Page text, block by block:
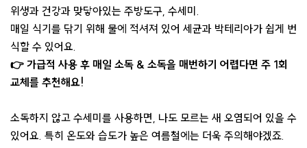
위생과 건강과 맞닿아있는 주방도구, 수세미.
매일 식기를 닦기 위해 물에 적셔져 있어 세균과 박테리아가 쉽게 번
식할 수 있어요.
👉 가급적 사용 후 매일 소독 & 소독을 매번하기 어렵다면 주 1회
교체를 추천해요!
소독하지 않고 수세미를 사용하면, 나도 모르는 새 오염되어 있을 수
있어요. 특히 온도와 습도가 높은 여름철에는 더욱 주의해야겠죠.